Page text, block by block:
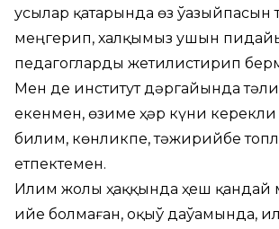
усылар қатарында өз ўазыйпасын
меңгерип, халқымыз ушын пидайы
педагогларды жетилистирип
Мен де институт дәргайында
екенмен, өзиме ҳәр күни
билим, көнликпе, тәжирийбе
етпектемен.
Илим жолы ҳаққында ҳеш қандай
ийе болмаған, оқыў даўамында,